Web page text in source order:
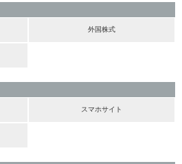
外国株式
スマホサイト